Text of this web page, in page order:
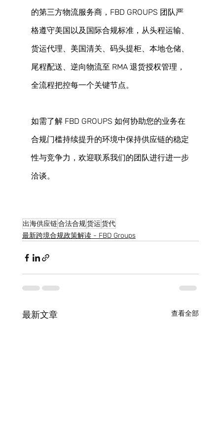
的第三方物流服务商，FBD GROUPS 团队严
格遵守美国以及国际合规标准，从头程运输、
货运代理、美国清关、码头提柜、本地仓储、
尾程配送、逆向物流至 RMA 退货授权管理，
全流程把控每一个关键节点。
如需了解 FBD GROUPS 如何协助您的业务在
合规门槛持续提升的环境中保持供应链的稳定
性与竞争力，欢迎联系我们的团队进行进一步
洽谈。
出海供应链合法合规货运货代
最新跨境合规政策解读 - FBD Groups
最新文章 查看全部